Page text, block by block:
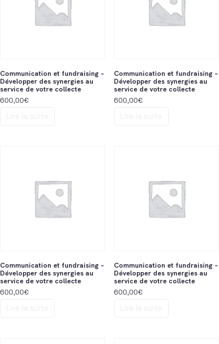
Communication et fundraising –
Développer des synergies au
service de votre collecte
600,00€
Communication et fundraising –
Développer des synergies au
service de votre collecte
600,00€
Communication et fundraising –
Développer des synergies au
service de votre collecte
600,00€
Communication et fundraising –
Développer des synergies au
service de votre collecte
600,00€